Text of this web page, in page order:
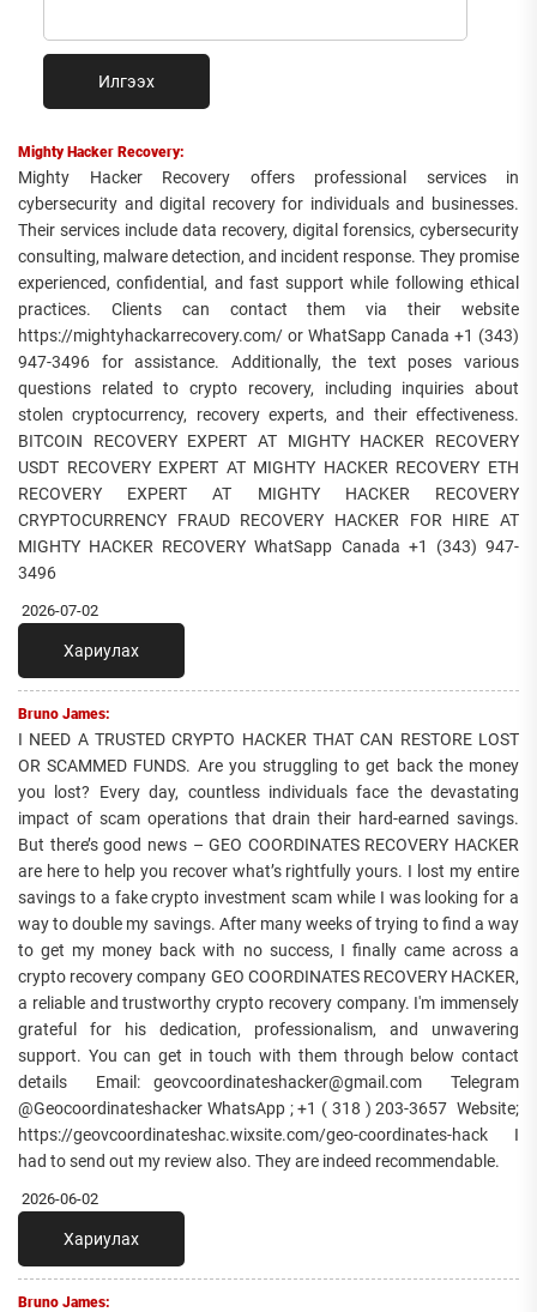
Илгээх
Mighty Hacker Recovery:
Mighty Hacker Recovery offers professional services in
cybersecurity and digital recovery for individuals and businesses.
Their services include data recovery, digital forensics, cybersecurity
consulting, malware detection, and incident response. They promise
experienced, confidential, and fast support while following ethical
practices. Clients can contact them via their website
https://mightyhackarrecovery.com/ or WhatSapp Canada +1 (343)
947-3496 for assistance. Additionally, the text poses various
questions related to crypto recovery, including inquiries about
stolen cryptocurrency, recovery experts, and their effectiveness.
BITCOIN RECOVERY EXPERT AT MIGHTY HACKER RECOVERY
USDT RECOVERY EXPERT AT MIGHTY HACKER RECOVERY ETH
RECOVERY EXPERT AT MIGHTY HACKER RECOVERY
CRYPTOCURRENCY FRAUD RECOVERY HACKER FOR HIRE AT
MIGHTY HACKER RECOVERY WhatSapp Canada +1 (343) 947-
3496
2026-07-02
Хариулах
Bruno James:
I NEED A TRUSTED CRYPTO HACKER THAT CAN RESTORE LOST
OR SCAMMED FUNDS. Are you struggling to get back the money
you lost? Every day, countless individuals face the devastating
impact of scam operations that drain their hard-earned savings.
But there’s good news – GEO COORDINATES RECOVERY HACKER
are here to help you recover what’s rightfully yours. I lost my entire
savings to a fake crypto investment scam while I was looking for a
way to double my savings. After many weeks of trying to find a way
to get my money back with no success, I finally came across a
crypto recovery company GEO COORDINATES RECOVERY HACKER,
a reliable and trustworthy crypto recovery company. I'm immensely
grateful for his dedication, professionalism, and unwavering
support. You can get in touch with them through below contact
details Email: geovcoordinateshacker@gmail.com Telegram
@Geocoordinateshacker WhatsApp ; +1 ( 318 ) 203-3657 Website;
https://geovcoordinateshac.wixsite.com/geo-coordinates-hack I
had to send out my review also. They are indeed recommendable.
2026-06-02
Хариулах
Bruno James: